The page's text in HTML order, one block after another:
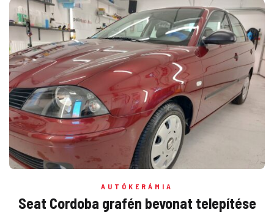
AUTÓKERÁMIA
Seat Cordoba grafén bevonat telepítése